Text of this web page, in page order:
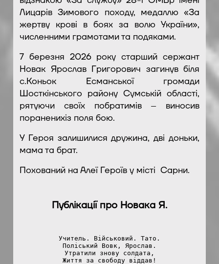
Лицарів Зимового походу, медаллю «За
жертву крові в боях за волю України»,
численними грамотами та подяками.
7 березня 2026 року старший сержант
Новак Ярослав Григорович загинув біля
с.Коньок
Есманської громади
Шосткінського району Сумській області,
рятуючи своїх побратимів – виносив
пораненихіз поля бою.
У Героя залишилися дружина, дві доньки,
мама та брат.
Похований на Алеї Героїв у місті Сарни.
Публікації про Новака Я.
Учитель. Військовий. Тато.
Поліський Вовк, Ярослав.
Утратили знову солдата,
Життя за свободу віддав!